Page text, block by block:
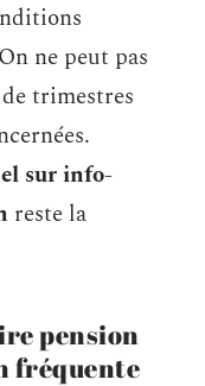
ne peut pas
trimestres
sur info-
reste la
pension
fréquente